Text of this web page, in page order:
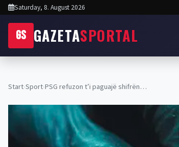
Saturday, 8. August 2026
GS GAZETASPORTAL
Start›Sport›PSG refuzon t’i paguajë shifrën…